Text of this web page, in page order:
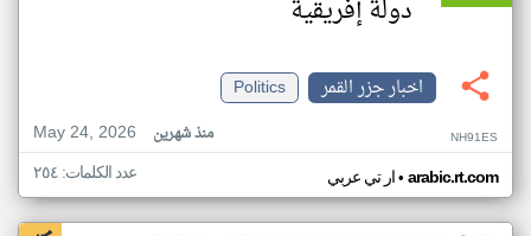
دولة إفريقية
اخبار جزر القمر
Politics
May 24, 2026
منذ شهرين NH91ES
ار تي عربي• arabic.rt.com عدد الكلمات: ٢٥٤